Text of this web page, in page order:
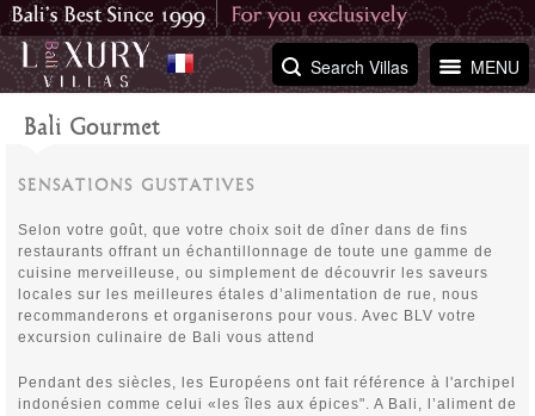
MENU
Search Villas
Bali Gourmet
SENSATIONS GUSTATIVES
Selon votre goût, que votre choix soit de dîner dans de fins
restaurants offrant un échantillonnage de toute une gamme de
cuisine merveilleuse, ou simplement de découvrir les saveurs
locales sur les meilleures étales d’alimentation de rue, nous
recommanderons et organiserons pour vous. Avec BLV votre
excursion culinaire de Bali vous attend
Pendant des siècles, les Européens ont fait référence à l'archipel
indonésien comme celui «les îles aux épices". A Bali, l’aliment de